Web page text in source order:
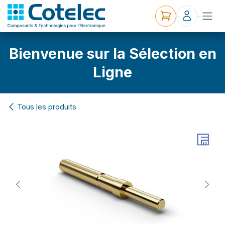
Bienvenue sur la Sélection en
Ligne
Tous les produits